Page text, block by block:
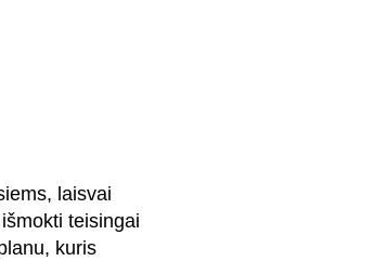
laisvai
teisingai
kuris